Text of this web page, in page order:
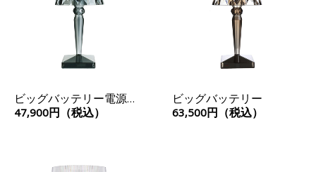
ビッグバッテリー電源コ
ード仕様
47,900円（税込）
ビッグバッテリー
63,500円（税込）